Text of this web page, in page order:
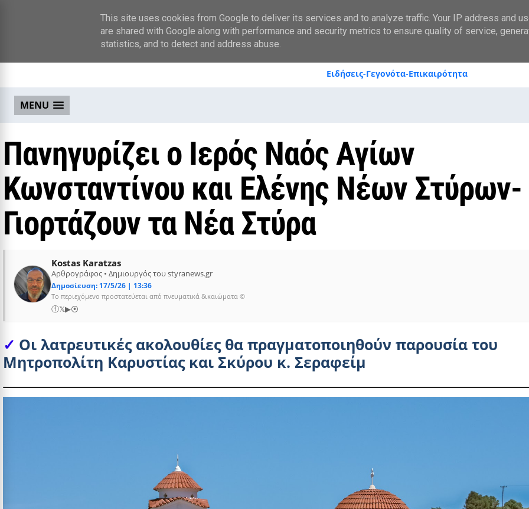
styranews.gr
Ειδήσεις-Γεγονότα-Επικαιρότητα
MENU
Πανηγυρίζει ο Ιερός Ναός Αγίων
Κωνσταντίνου και Ελένης Νέων Στύρων-
Γιορτάζουν τα Νέα Στύρα
Kostas Karatzas
Αρθρογράφος • Δημιουργός του styranews.gr
Δημοσίευση: 17/5/26 | 13:36
Το περιεχόμενο προστατεύεται από πνευματικά δικαιώματα ©
ⓕ𝕏▶⦿
Οι λατρευτικές ακολουθίες θα πραγματοποιηθούν παρουσία του
Μητροπολίτη Καρυστίας και Σκύρου κ. Σεραφείμ
This site uses cookies from Google to deliver its services and to analyze traffic. Your IP address and
are shared with Google along with performance and security metrics to ensure quality of service,
statistics, and to detect and address abuse.